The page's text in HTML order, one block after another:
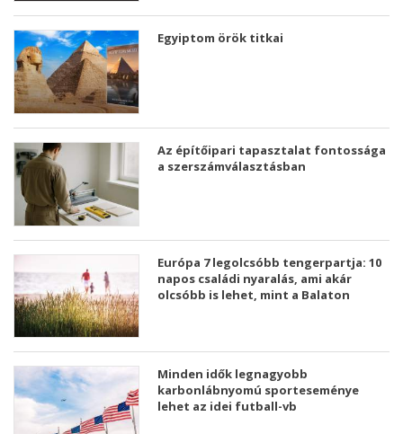
Egyiptom örök titkai
Az építőipari tapasztalat fontossága
a szerszámválasztásban
Európa 7 legolcsóbb tengerpartja: 10
napos családi nyaralás, ami akár
olcsóbb is lehet, mint a Balaton
Minden idők legnagyobb
karbonlábnyomú sporteseménye
lehet az idei futball-vb